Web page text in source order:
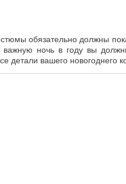
обязательно должны
ночь в году вы
детали вашего новогоднего